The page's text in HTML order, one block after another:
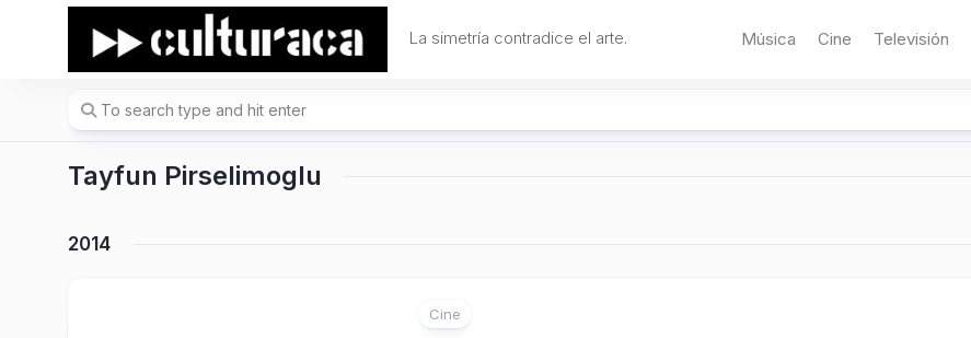
La simetría contradice el arte. Música Cine Televisión
Tayfun Pirselimoglu
2014
Cine